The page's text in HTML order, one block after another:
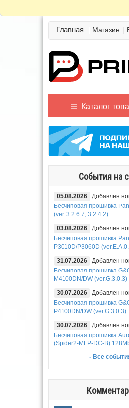
Главная Магазин
Каталог
События на
05.08.2026
Добавлен
Бесчиповая прошивка
(ver. 3.2.6.7, 3.2.4.2)
03.08.2026
Добавлен
Бесчиповая прошивка
P3010D/P3060D
31.07.2026
Добавлен
Бесчиповая прошивка
M4100DN/DW (ver.G.3.0.3)
30.07.2026
Добавлен
Бесчиповая прошивка
P4100DN/DW (ver.G.3.0.3)
30.07.2026
Добавлен
Бесчиповая прошивка
(Spider2-MFP-DC-B)
- Все